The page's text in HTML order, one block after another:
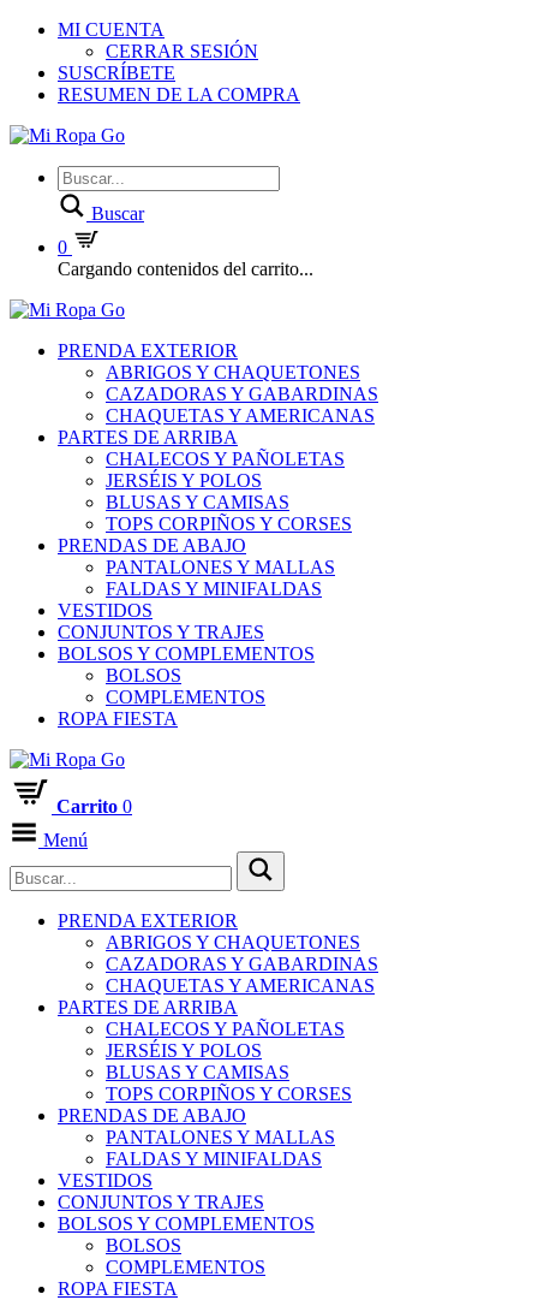
MI CUENTA
CERRAR SESIÓN
SUSCRÍBETE
RESUMEN DE LA COMPRA
Buscar
0
Cargando contenidos del carrito...
PRENDA EXTERIOR
ABRIGOS Y CHAQUETONES
CAZADORAS Y GABARDINAS
CHAQUETAS Y AMERICANAS
PARTES DE ARRIBA
CHALECOS Y PAÑOLETAS
JERSÉIS Y POLOS
BLUSAS Y CAMISAS
TOPS CORPIÑOS Y CORSES
PRENDAS DE ABAJO
PANTALONES Y MALLAS
FALDAS Y MINIFALDAS
VESTIDOS
CONJUNTOS Y TRAJES
BOLSOS Y COMPLEMENTOS
BOLSOS
COMPLEMENTOS
ROPA FIESTA
Carrito 0
Menú
PRENDA EXTERIOR
ABRIGOS Y CHAQUETONES
CAZADORAS Y GABARDINAS
CHAQUETAS Y AMERICANAS
PARTES DE ARRIBA
CHALECOS Y PAÑOLETAS
JERSÉIS Y POLOS
BLUSAS Y CAMISAS
TOPS CORPIÑOS Y CORSES
PRENDAS DE ABAJO
PANTALONES Y MALLAS
FALDAS Y MINIFALDAS
VESTIDOS
CONJUNTOS Y TRAJES
BOLSOS Y COMPLEMENTOS
BOLSOS
COMPLEMENTOS
ROPA FIESTA